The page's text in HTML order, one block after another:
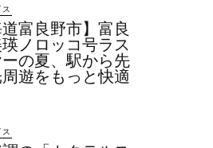
道富良野市】富良
ノロッコ号ラス
ーの夏、駅から先
遊をもっと快適